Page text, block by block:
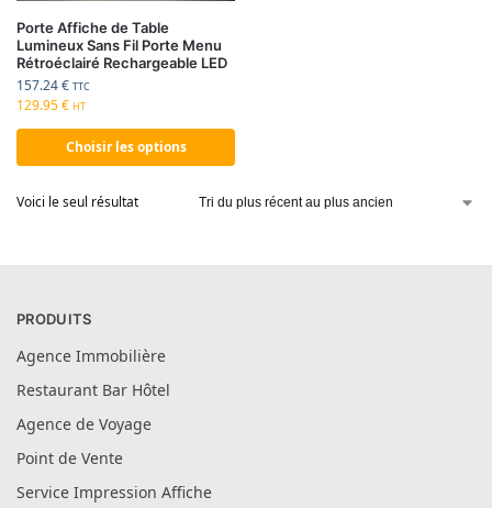
Porte Affiche de Table
Lumineux Sans Fil Porte Menu
Rétroéclairé Rechargeable LED
157.24€ TTC
129.95€ HT
Choisir les options
Voici le seul résultat
PRODUITS
Agence Immobilière
Restaurant Bar Hôtel
Agence de Voyage
Point de Vente
Service Impression Affiche